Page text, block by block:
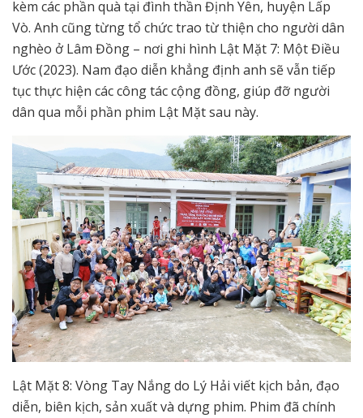
kèm các phần quà tại đình thần Định Yên, huyện Lấp
Vò. Anh cũng từng tổ chức trao từ thiện cho người dân
nghèo ở Lâm Đồng – nơi ghi hình Lật Mặt 7: Một Điều
Ước (2023). Nam đạo diễn khẳng định anh sẽ vẫn tiếp
tục thực hiện các công tác cộng đồng, giúp đỡ người
dân qua mỗi phần phim Lật Mặt sau này.
Lật Mặt 8: Vòng Tay Nắng do Lý Hải viết kịch bản, đạo
diễn, biên kịch, sản xuất và dựng phim. Phim đã chính